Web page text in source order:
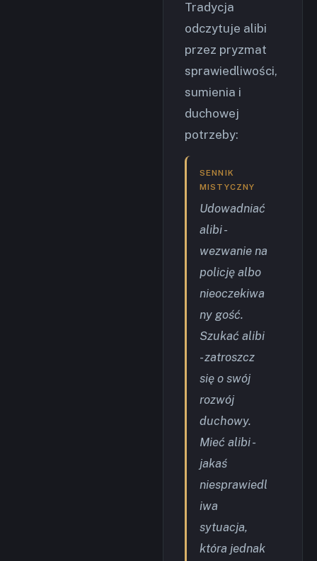
Tradycja
odczytuje alibi
przez pryzmat
sprawiedliwości,
sumienia i
duchowej
potrzeby:
SENNIK
MISTYCZNY
Udowadniać
alibi -
wezwanie na
policję albo
nieoczekiwa
ny gość.
Szukać alibi
- zatroszcz
się o swój
rozwój
duchowy.
Mieć alibi -
jakaś
niesprawiedl
iwa
sytuacja,
która jednak